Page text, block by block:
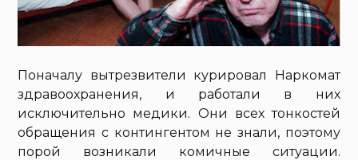
Поначалу вытрезвители курировал Наркомат
здравоохранения, и работали в них
исключительно медики. Они всех тонкостей
обращения с контингентом не знали, поэтому
порой возникали комичные ситуации.